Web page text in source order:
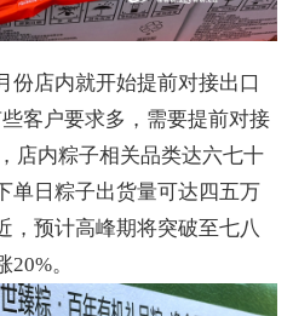
店内就开始提前对接出口
客户要求多，需要提前对接
店内粽子相关品类达六七十
单日粽子出货量可达四五万
，预计高峰期将突破至七八
。